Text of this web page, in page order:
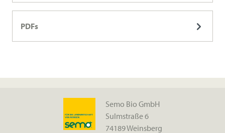
PDFs
Semo Bio GmbH
Sulmstraße 6
74189 Weinsberg